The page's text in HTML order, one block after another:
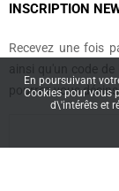
INSCRIPTION
Recevez une fois
ainsi qu'un code
pourrez vous
En poursuivant
Cookies pour vous
d\'intérêts et